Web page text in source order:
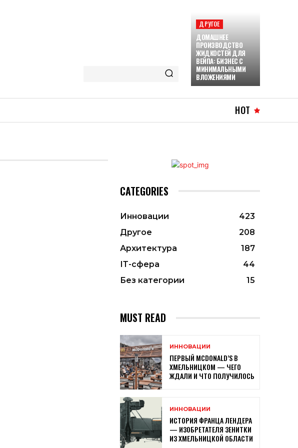
ДРУГОЕ
ДОМАШНЕЕ
ПРОИЗВОДСТВО
ЖИДКОСТЕЙ ДЛЯ
ВЕЙПА: БИЗНЕС С
МИНИМАЛЬНЫМИ
ВЛОЖЕНИЯМИ
HOT
CATEGORIES
Инновации
423
Другое
208
Архитектура
187
ІТ-сфера
44
Без категории
15
MUST READ
ИННОВАЦИИ
ПЕРВЫЙ MCDONALD’S В
ХМЕЛЬНИЦКОМ — ЧЕГО
ЖДАЛИ И ЧТО ПОЛУЧИЛОСЬ
ИННОВАЦИИ
ИСТОРИЯ ФРАНЦА ЛЕНДЕРА
— ИЗОБРЕТАТЕЛЯ ЗЕНИТКИ
ИЗ ХМЕЛЬНИЦКОЙ ОБЛАСТИ